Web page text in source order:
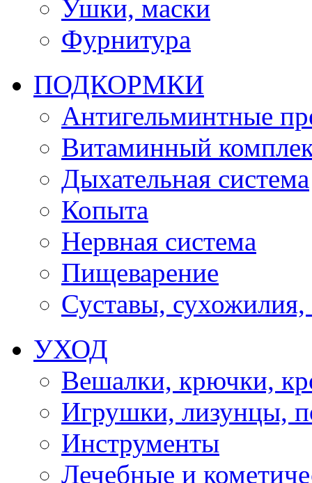
Ушки, маски
Фурнитура
ПОДКОРМКИ
Антигельминтные
Витаминный
Дыхательная система
Копыта
Нервная система
Пищеварение
Суставы, сухожилия,
УХОД
Вешалки, крючки,
Игрушки, лизунцы,
Инструменты
Лечебные и